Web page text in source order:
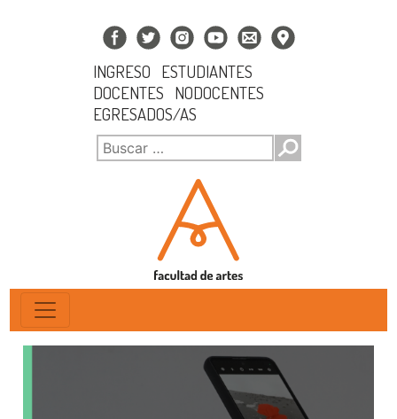
INGRESO
ESTUDIANTES
DOCENTES
NODOCENTES
EGRESADOS/AS